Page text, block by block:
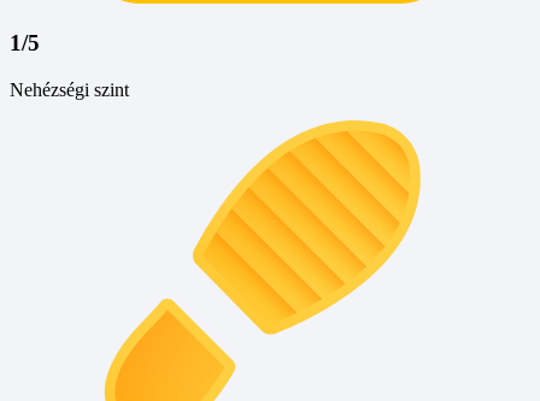
1/5
Nehézségi szint